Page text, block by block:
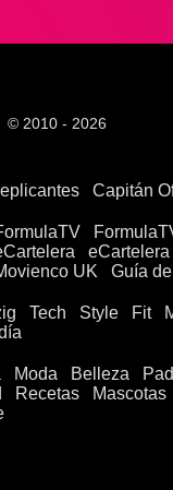
© 2010 - 2026
Capitán
UK
Guía
Tech Style Fit
Moda Belleza
Recetas Mascotas